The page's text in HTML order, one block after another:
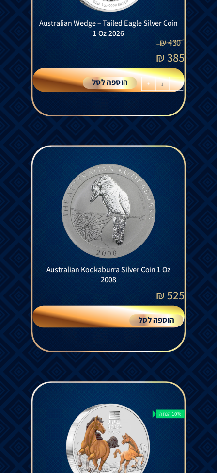
Australian Wedge – Tailed Eagle Silver Coin
1 Oz 2026
430
₪
385
₪
-
+ הוספה לסל
Australian Kookaburra Silver Coin 1 Oz
2008
525
₪
הוספה לסל
10% הנחה